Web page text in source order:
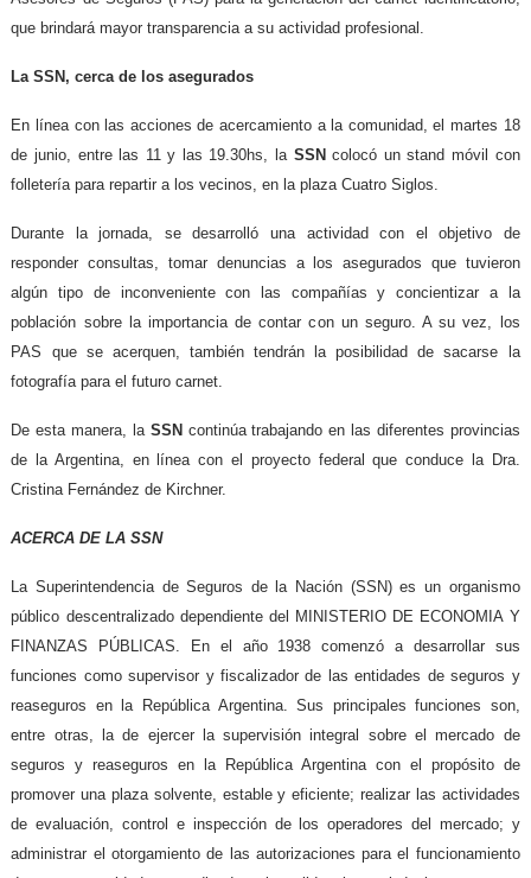
que brindará mayor transparencia a su actividad profesional.
La SSN, cerca de los asegurados
En línea con las acciones de acercamiento a la comunidad, el martes 18
de junio, entre las 11 y las 19.30hs, la SSNcolocó un stand móvil con
folletería para repartir a los vecinos, en la plaza Cuatro Siglos.
Durante la jornada, se desarrolló una actividad con el objetivo de
responder consultas, tomar denuncias a los asegurados que tuvieron
algún tipo de inconveniente con las compañías y concientizar a la
población sobre la importancia de contar con un seguro. A su vez, los
PAS que se acerquen, también tendrán la posibilidad de sacarse la
fotografía para el futuro carnet.
De esta manera, la SSN continúa trabajando en las diferentes provincias
de la Argentina, en línea con el proyecto federal que conduce la Dra.
Cristina Fernández de Kirchner.
ACERCA DE LA SSN
La Superintendencia de Seguros de la Nación (SSN) es un organismo
público descentralizado dependiente del MINISTERIO DE ECONOMIA Y
FINANZAS PÚBLICAS. En el año 1938 comenzó a desarrollar sus
funciones como supervisor y fiscalizador de las entidades de seguros y
reaseguros en la República Argentina. Sus principales funciones son,
entre otras, la de ejercer la supervisión integral sobre el mercado de
seguros y reaseguros en la República Argentina con el propósito de
promover una plaza solvente, estable y eficiente; realizar las actividades
de evaluación, control e inspección de los operadores del mercado; y
administrar el otorgamiento de las autorizaciones para el funcionamiento